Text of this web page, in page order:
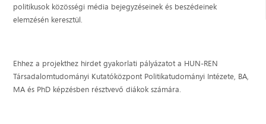
politikusok közösségi média bejegyzéseinek és beszédeinek
elemzésén keresztül.
Ehhez a projekthez hirdet gyakorlati pályázatot a HUN-REN
Társadalomtudományi Kutatóközpont Politikatudományi Intézete, BA,
MA és PhD képzésben résztvevő diákok számára.